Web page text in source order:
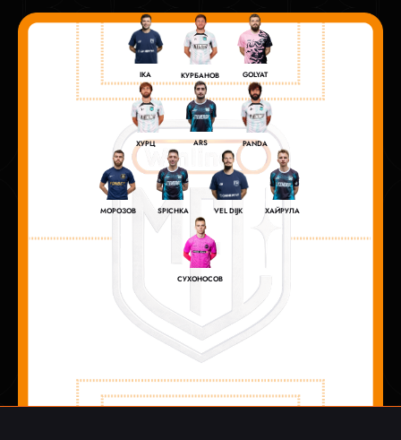
IKA КУРБАНОВ GOLYAT
ХУРЦ ARS PANDA
МОРОЗОВ SPICHKA VEL DIJK ХАЙРУЛА
СУХОНОСОВ